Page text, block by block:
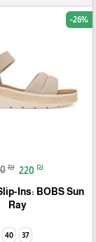
-26%
₪ 220 ₪
Ins: BOBS Sun
Ray
37
40